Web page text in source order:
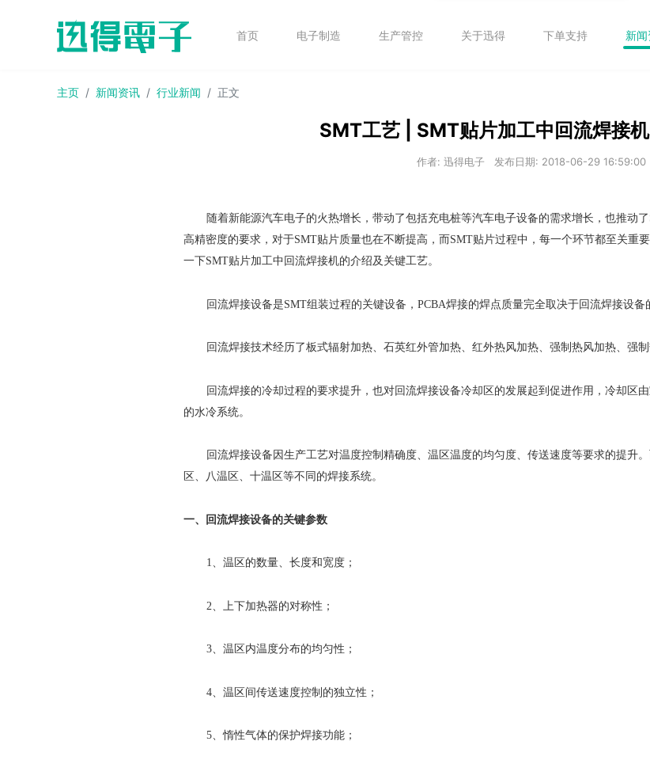
首页 电子制造 生产管控 关于迅得 下单支持 新
主页 新闻资讯 行业新闻 正文
SMT工艺 | SMT贴片加工中回流焊接
作者: 迅得电子 发布日期: 2018-06-29 16:59:00
随着新能源汽车电子的火热增长，带动了包括充电桩等汽车电子设备的需求增长，也推动
高精密度的要求，对于SMT贴片质量也在不断提高，而SMT贴片过程中，每一个环节都至关重
一下SMT贴片加工中回流焊接机的介绍及关键工艺。
回流焊接设备是SMT组装过程的关键设备，PCBA焊接的焊点质量完全取决于回流焊接设备
回流焊接技术经历了板式辐射加热、石英红外管加热、红外热风加热、强制热风加热、强
回流焊接的冷却过程的要求提升，也对回流焊接设备冷却区的发展起到促进作用，冷却区
的水冷系统。
回流焊接设备因生产工艺对温度控制精确度、温区温度的均匀度、传送速度等要求的提升
区、八温区、十温区等不同的焊接系统。
一、回流焊接设备的关键参数
1、温区的数量、长度和宽度；
2、上下加热器的对称性；
3、温区内温度分布的均匀性；
4、温区间传送速度控制的独立性；
5、惰性气体的保护焊接功能；